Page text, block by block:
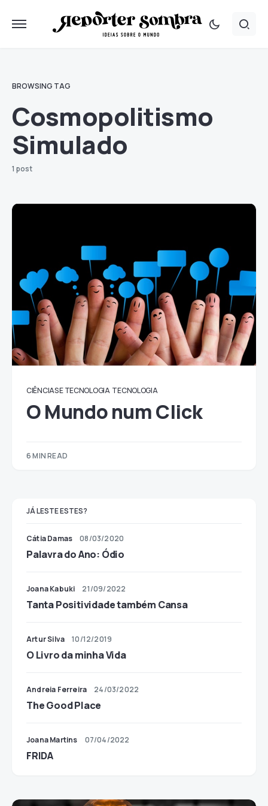
BROWSING TAG
Cosmopolitismo
Simulado
1 post
CIÊNCIAS E TECNOLOGIA TECNOLOGIA
O Mundo num Click
6 MIN READ
JÁ LESTE ESTES?
Cátia Damas 08/03/2020
Palavra do Ano: Ódio
Joana Kabuki 21/09/2022
Tanta Positividade também Cansa
Artur Silva 10/12/2019
O Livro da minha Vida
Andreia Ferreira 24/03/2022
The Good Place
Joana Martins 07/04/2022
FRIDA